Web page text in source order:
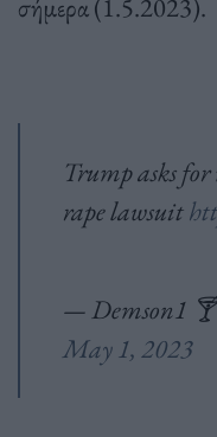
Trump asks
rape lawsuit
— Demson1
May 1, 2023